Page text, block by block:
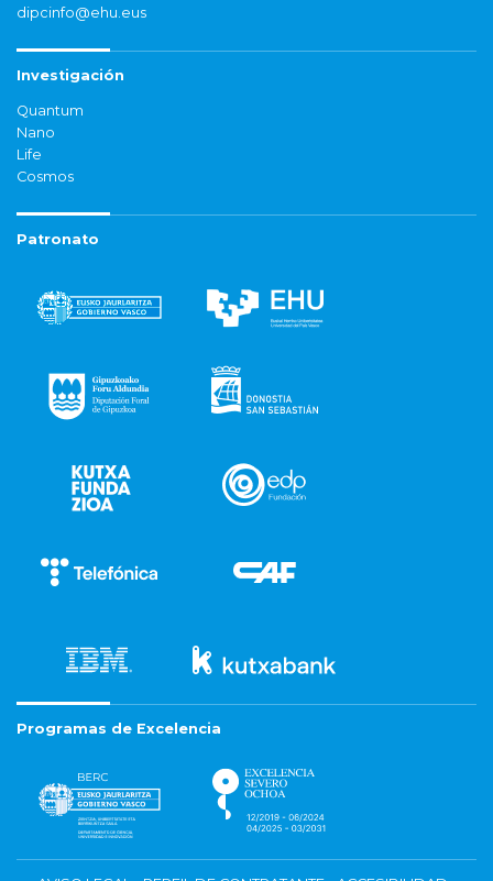
dipcinfo@ehu.eus
Investigación
Quantum
Nano
Life
Cosmos
Patronato
Programas de Excelencia